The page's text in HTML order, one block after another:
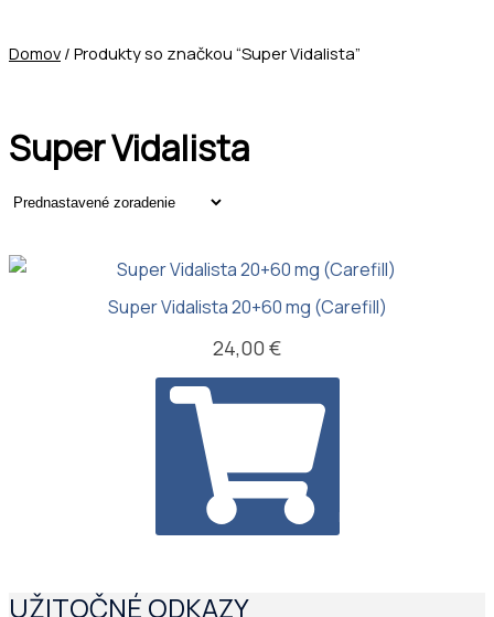
Domov / Produkty so značkou “Super Vidalista”
Super Vidalista
Super Vidalista 20+60 mg (Carefill)
24,00 €
UŽITOČNÉ ODKAZY